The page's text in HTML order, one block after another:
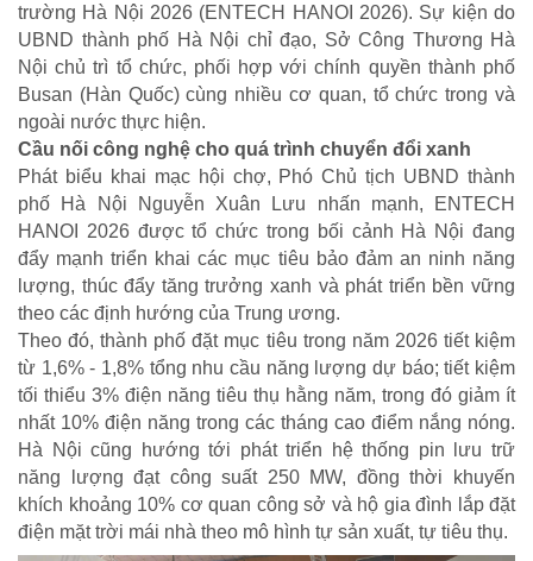
trường Hà Nội 2026 (ENTECH HANOI 2026). Sự kiện do
UBND thành phố Hà Nội chỉ đạo, Sở Công Thương Hà
Nội chủ trì tổ chức, phối hợp với chính quyền thành phố
Busan (Hàn Quốc) cùng nhiều cơ quan, tổ chức trong và
ngoài nước thực hiện.
Cầu nối công nghệ cho quá trình chuyển đổi xanh
Phát biểu khai mạc hội chợ, Phó Chủ tịch UBND thành
phố Hà Nội Nguyễn Xuân Lưu nhấn mạnh, ENTECH
HANOI 2026 được tổ chức trong bối cảnh Hà Nội đang
đẩy mạnh triển khai các mục tiêu bảo đảm an ninh năng
lượng, thúc đẩy tăng trưởng xanh và phát triển bền vững
theo các định hướng của Trung ương.
Theo đó, thành phố đặt mục tiêu trong năm 2026 tiết kiệm
từ 1,6% - 1,8% tổng nhu cầu năng lượng dự báo; tiết kiệm
tối thiểu 3% điện năng tiêu thụ hằng năm, trong đó giảm ít
nhất 10% điện năng trong các tháng cao điểm nắng nóng.
Hà Nội cũng hướng tới phát triển hệ thống pin lưu trữ
năng lượng đạt công suất 250 MW, đồng thời khuyến
khích khoảng 10% cơ quan công sở và hộ gia đình lắp đặt
điện mặt trời mái nhà theo mô hình tự sản xuất, tự tiêu thụ.